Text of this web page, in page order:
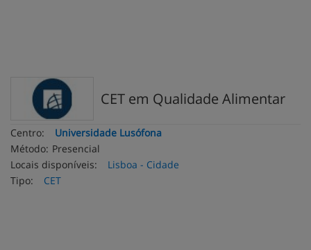
CET em Qualidade Alimentar
Centro:
Universidade Lusófona
Método: Presencial
Locais disponíveis:
Lisboa - Cidade
Tipo:
CET